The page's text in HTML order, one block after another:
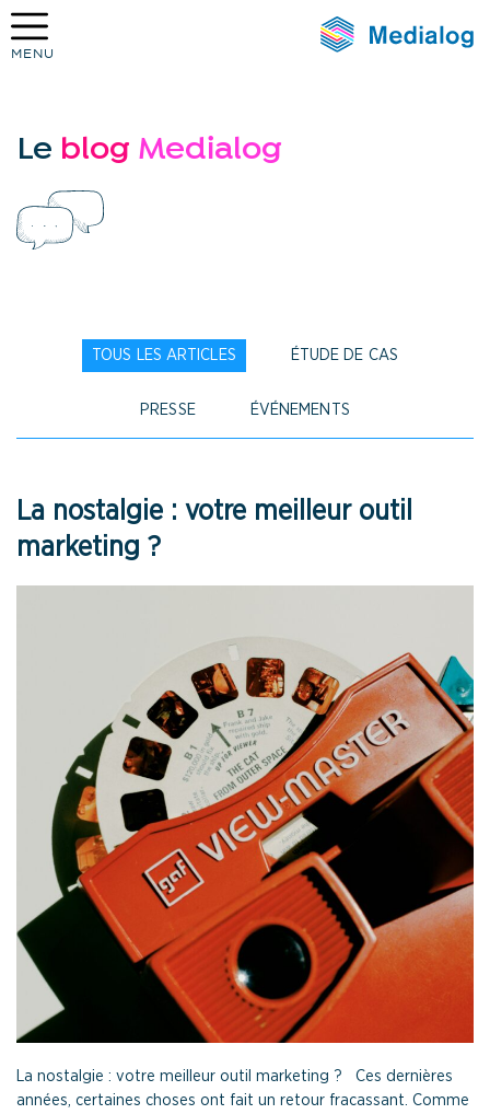
MENU
Le blog Medialog
TOUS LES ARTICLES ÉTUDE DE CAS
PRESSE ÉVÉNEMENTS
La nostalgie : votre meilleur outil
marketing ?
La nostalgie : votre meilleur outil marketing ? Ces dernières
années, certaines choses ont fait un retour fracassant. Comme